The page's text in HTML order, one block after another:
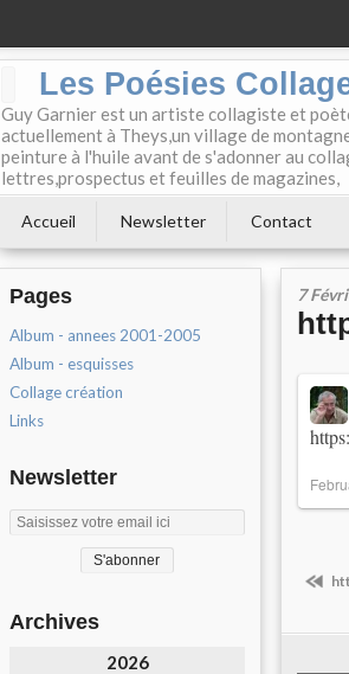
Les Poésies
Guy Garnier est un artiste collagiste et
actuellement à Theys,un village de
peinture à l'huile avant de s'adonner au
lettres,prospectus et feuilles de magazines,
Accueil Newsletter Contact
Pages
Album - annees 2001-2005
Album - esquisses
Collage création
Links
Newsletter
Archives
2026
7